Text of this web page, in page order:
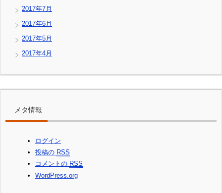
2017年7月
2017年6月
2017年5月
2017年4月
メタ情報
ログイン
投稿の RSS
コメントの RSS
WordPress.org